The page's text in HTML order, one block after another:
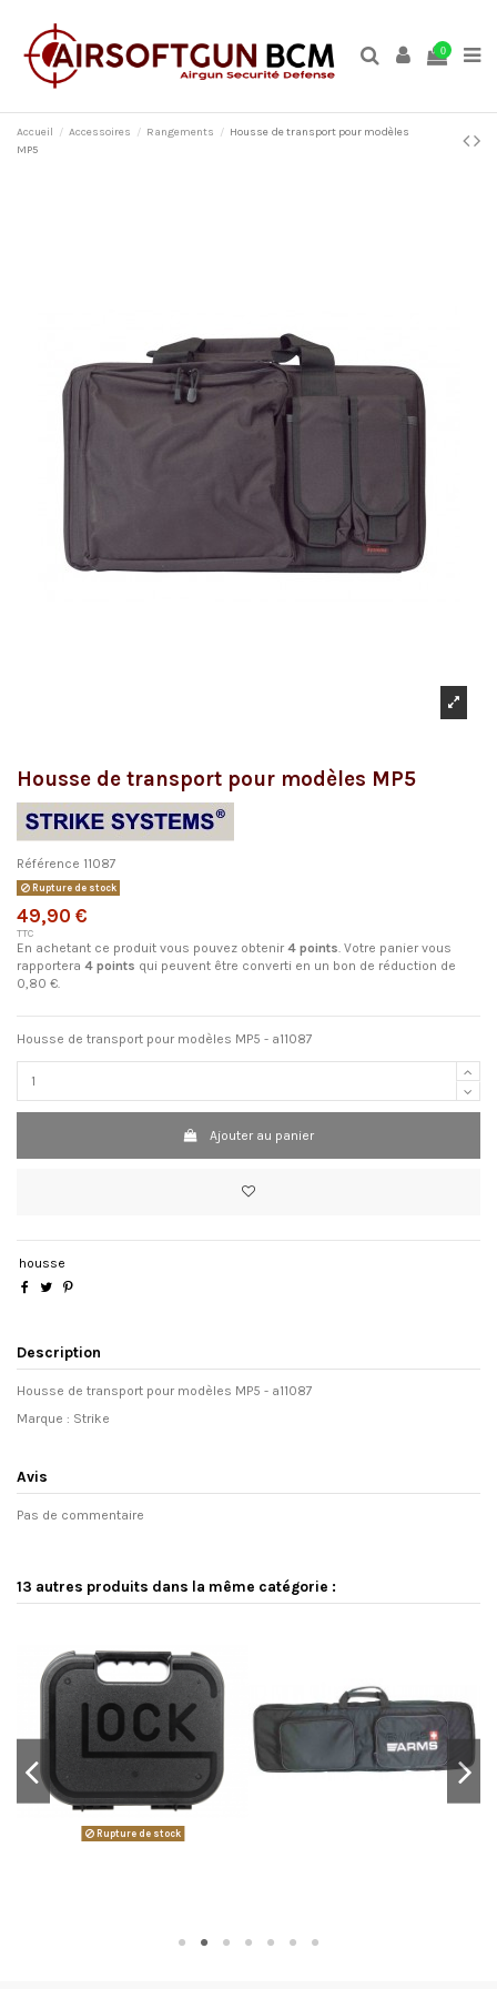
0
Accueil Accessoires Rangements
Housse de transport pour modèles
MP5
Housse de transport pour modèles MP5
Référence 11087
Rupture de stock
49,90 €
TTC
En achetant ce produit vous pouvez obtenir 4 points . Votre panier vous
rapportera 4 points qui peuvent être converti en un bon de réduction de
0,80 €
Housse de transport pour modèles MP5 - a11087
Ajouter au panier
housse
Description
Housse de transport pour modèles MP5 - a11087
Marque : Strike
Avis
Pas de commentaire
13 autres produits dans la même catégorie :
Rupture de stock